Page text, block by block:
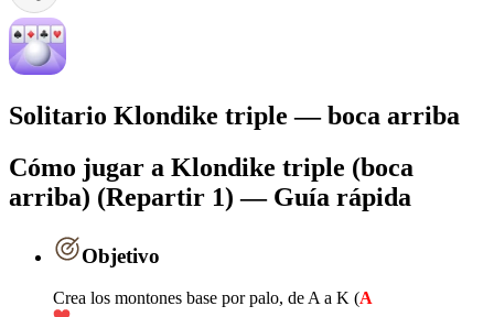
Solitario Klondike triple — boca arriba
Cómo jugar a Klondike triple (boca
arriba) (Repartir 1) — Guía rápida
Objetivo
Crea los montones base por palo, de A a K (A